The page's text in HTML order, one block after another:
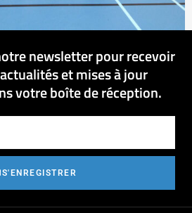
newsletter pour recevoir
et mises à jour
votre boîte de réception.
S'ENREGISTRER